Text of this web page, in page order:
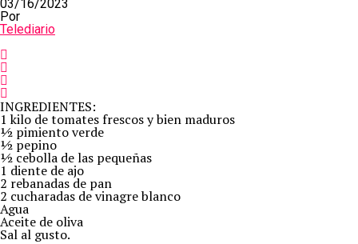
03/16/2023
Por
Telediario
INGREDIENTES:
1 kilo de tomates frescos y bien maduros
½ pimiento verde
½ pepino
½ cebolla de las pequeñas
1 diente de ajo
2 rebanadas de pan
2 cucharadas de vinagre blanco
Agua
Aceite de oliva
Sal al gusto.